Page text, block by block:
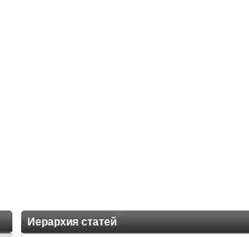
Иерархия статей